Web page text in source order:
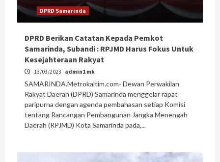
DPRD Samarinda
DPRD Berikan Catatan Kepada Pemkot
Samarinda, Subandi : RPJMD Harus Fokus Untuk
Kesejahteraan Rakyat
13/03/2023 admin1 mk
SAMARINDA.Metrokaltim.com- Dewan Perwakilan
Rakyat Daerah (DPRD) Samarinda menggelar rapat
paripurna dengan agenda pembahasan setiap Komisi
tentang Rancangan Pembangunan Jangka Menengah
Daerah (RPJMD) Kota Samarinda pada,...